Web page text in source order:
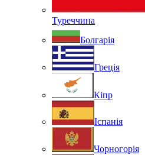
Туреччина
Болгарія
Греція
Кіпр
Іспанія
Чорногорія